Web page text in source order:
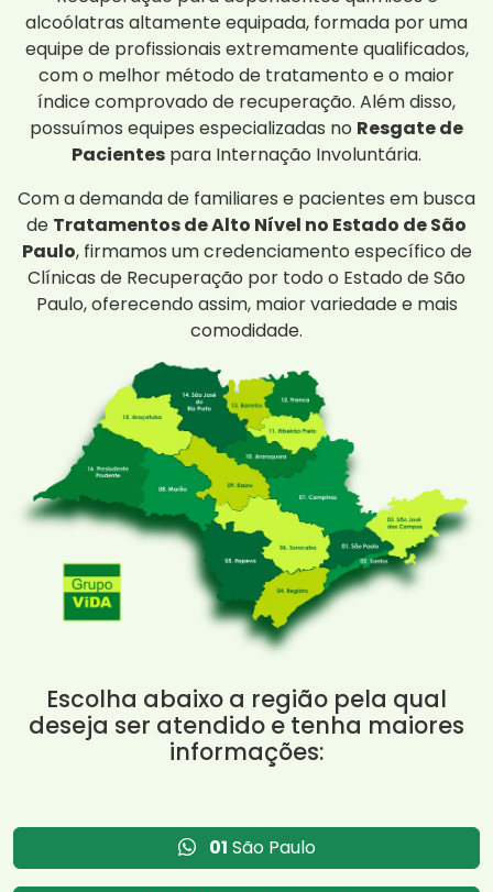
alcoólatras altamente equipada, formada por uma
equipe de profissionais extremamente qualificados,
com o melhor método de tratamento e o maior
índice comprovado de recuperação. Além disso,
possuímos equipes especializadas no Resgate de
Pacientes para Internação Involuntária.
Com a demanda de familiares e pacientes em busca
de Tratamentos de Alto Nível no Estado de São
Paulo, firmamos um credenciamento específico de
Clínicas de Recuperação por todo o Estado de São
Paulo, oferecendo assim, maior variedade e mais
comodidade.
Escolha abaixo a região pela qual
deseja ser atendido e tenha maiores
informações:
01 São Paulo